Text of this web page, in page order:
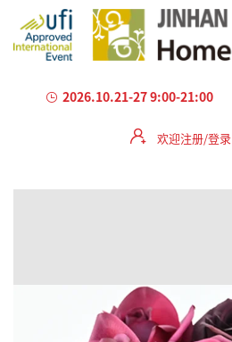
2026.10.21-27 9:00-21:00
欢迎注册/登录